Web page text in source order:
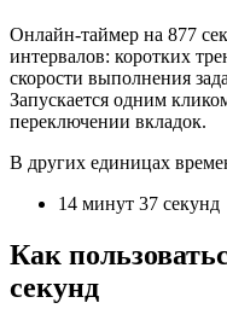
Онлайн-таймер на 877
интервалов: коротких
скорости выполнения
Запускается одним
переключении вкладок.
В других единицах
14 минут 37 секунд
Как
секунд